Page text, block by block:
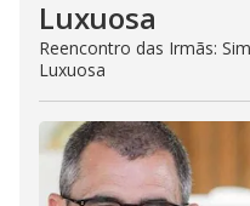
Luxuosa
Reencontro das Irmãs:
Luxuosa